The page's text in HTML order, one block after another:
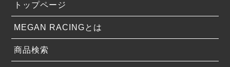
トップページ
MEGAN RACINGとは
商品検索